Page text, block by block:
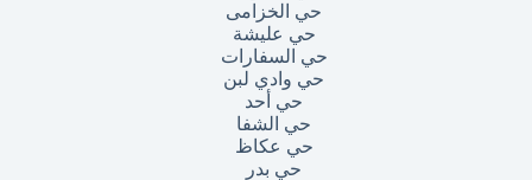
حي الخزامى
حي عليشة
حي السفارات
حي وادي لبن
حي أحد
حي الشفا
حي عكاظ
حي بدر